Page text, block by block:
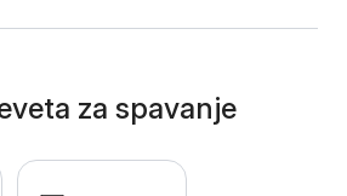
posuđe i escajg.
udoban i komforan, a u
uz ugaonu garnituru
putem televizijskih kanala. Uz
za spavanje